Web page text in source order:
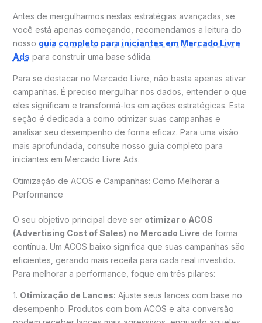
Antes de mergulharmos nestas estratégias avançadas, se
você está apenas começando, recomendamos a leitura do
nosso guia completo para iniciantes em Mercado Livre
Ads para construir uma base sólida.
Para se destacar no Mercado Livre, não basta apenas ativar
campanhas. É preciso mergulhar nos dados, entender o que
eles significam e transformá-los em ações estratégicas. Esta
seção é dedicada a como otimizar suas campanhas e
analisar seu desempenho de forma eficaz. Para uma visão
mais aprofundada, consulte nosso guia completo para
iniciantes em Mercado Livre Ads.
Otimização de ACOS e Campanhas: Como Melhorar a
Performance
O seu objetivo principal deve ser otimizar o ACOS
(Advertising Cost of Sales) no Mercado Livre de forma
contínua. Um ACOS baixo significa que suas campanhas são
eficientes, gerando mais receita para cada real investido.
Para melhorar a performance, foque em três pilares:
1. Otimização de Lances: Ajuste seus lances com base no
desempenho. Produtos com bom ACOS e alta conversão